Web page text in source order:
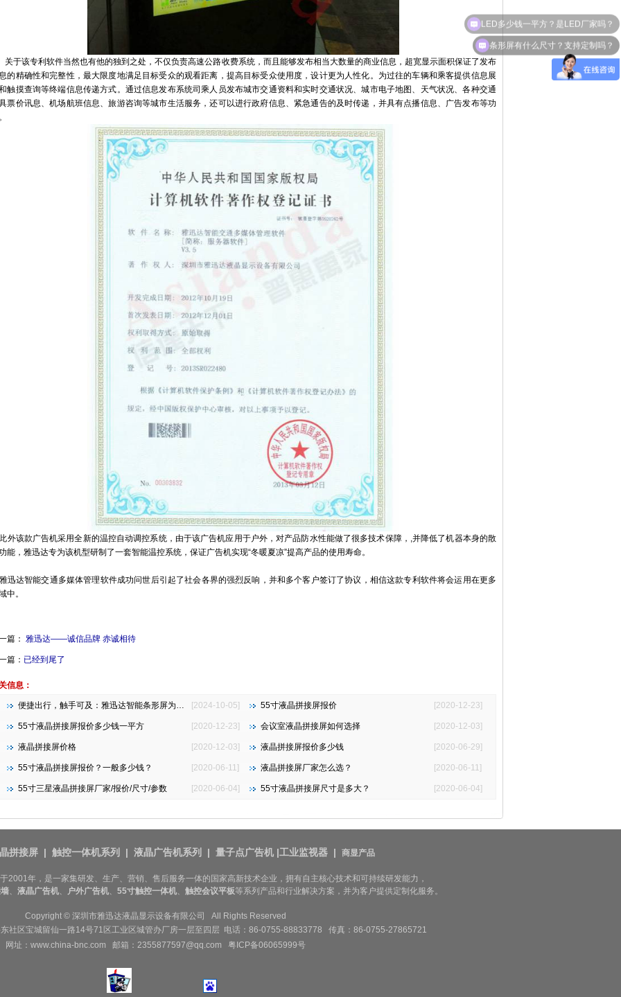
该专利软件当然也有他的独到之处，不仅负责高速公路收费系统，而且能够发布相当大数量的商业信息，超宽显示面积保证了发布
的精确性和完整性，最大限度地满足目标受众的观看距离，提高目标受众使用度，设计更为人性化。为过往的车辆和乘客提供信息展
触摸查询等终端信息传递方式。通过信息发布系统司乘人员发布城市交通资料和实时交通状况、城市电子地图、天气状况、各种交通
票价讯息、机场航班信息、旅游咨询等城市生活服务，还可以进行政府信息、紧急通告的及时传递，并具有点播信息、广告发布等功
该款广告机采用全新的温控自动调控系统，由于该广告机应用于户外，对产品防水性能做了很多技术保障，,并降低了机器本身的散
能，雅迅达专为该机型研制了一套智能温控系统，保证广告机实现“冬暖夏凉”提高产品的使用寿命。
达智能交通多媒体管理软件成功问世后引起了社会各界的强烈反响，并和多个客户签订了协议，相信这款专利软件将会运用在更多
中。
篇： 雅迅达——诚信品牌 赤诚相待
篇： 已经到尾了
信息：
[2024-10-05]
便捷出行，触手可及：雅迅达智能条形屏为地铁公交注入新活力 [2020-12-23]
55寸液晶拼接屏报价
[2020-12-23]
55寸液晶拼接屏报价多少钱一平方 [2020-12-03]
会议室液晶拼接屏如何选择
[2020-12-03]
液晶拼接屏价格 [2020-06-29]
液晶拼接屏报价多少钱
[2020-06-11]
55寸液晶拼接屏报价？一般多少钱？ [2020-06-11]
液晶拼接屏厂家怎么选？
[2020-06-04]
55寸三星液晶拼接屏厂家/报价/尺寸/参数 [2020-06-04]
55寸液晶拼接屏尺寸是多大？
拼接屏 | 触控一体机系列 | 液晶广告机系列 | 量子点广告机 |工业监视器 | 商显产品
2001年，是一家集研发、生产、营销、售后服务一体的国家高新技术企业，拥有自主核心技术和可持续研发能力，
、 液晶广告机、 户外广告机、 55寸触控一体机、 触控会议平板等系列产品和行业解决方案，并为客户提供定制化服务。
Copyright © 深圳市雅迅达液晶显示设备有限公司 All Rights Reserved
社区宝城留仙一路14号71区工业区城管办厂房一层至四层 电话：86-0755-88833778 传真：86-0755-27865721
网址： www.china-bnc.com 邮箱：2355877597@qq.com 粤ICP备06065999号
条形屏有什么尺寸？支持定制吗？